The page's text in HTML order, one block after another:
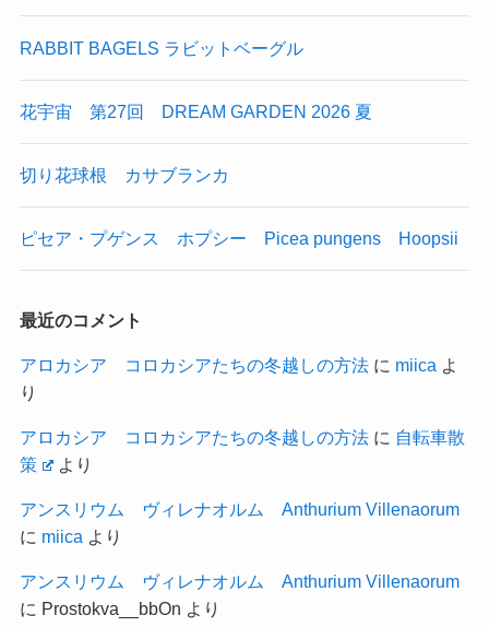
RABBIT BAGELS ラビットベーグル
花宇宙 第27回 DREAM GARDEN 2026 夏
切り花球根 カサブランカ
ピセア・プゲンス ホプシー Picea pungens Hoopsii
最近のコメント
アロカシア コロカシアたちの冬越しの方法に miica よ
り
アロカシア コロカシアたちの冬越しの方法に 自転車散
策
より
アンスリウム ヴィレナオルム Anthurium Villenaorum
に miica より
アンスリウム ヴィレナオルム Anthurium Villenaorum
に Prostokva__bbOn より